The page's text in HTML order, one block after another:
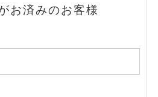
お済みのお客様